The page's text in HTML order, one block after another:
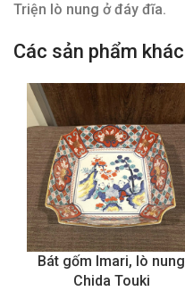
Triện lò nung ở đáy đĩa.
Các sản phẩm khác
Bộ 5 đĩa gốm Arita Imari
cổ vẽ hoa, lò nung